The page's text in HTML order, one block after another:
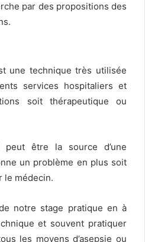
par des propositions des
une technique très utilisée
services hospitaliers et
soit thérapeutique ou
être la source d’une
un problème en plus soit
le médecin.
notre stage pratique en à
et souvent pratiquer
les moyens d’asepsie ou